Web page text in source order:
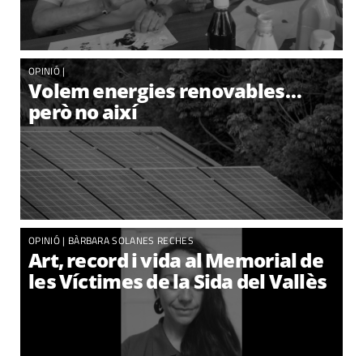
OPINIÓ |
Volem energies renovables…
però no així
OPINIÓ | BÀRBARA SOLANES RECHES
Art, record i vida al Memorial de
les Víctimes de la Sida del Vallès